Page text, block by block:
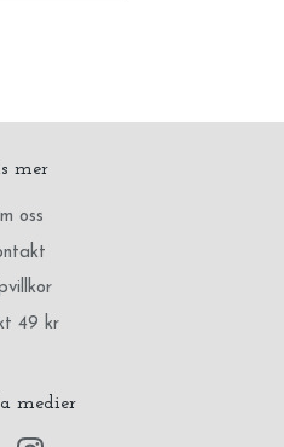
mer
oss
49 kr
medier